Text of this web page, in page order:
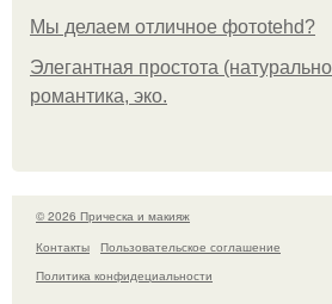
Мы делаем отличное фотоtehd?
Элегантная простота
романтика, эко.
© 2026 Прическа и макияж
Контакты
Пользовательское соглашение
Политика конфидециальности